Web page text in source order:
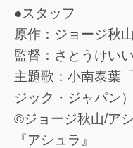
●スタッフ
原作：ジョージ秋山
監督：さとうけい
主題歌：小南泰葉
ジック・ジャパン）
©ジョージ秋山/ア
『アシュラ』